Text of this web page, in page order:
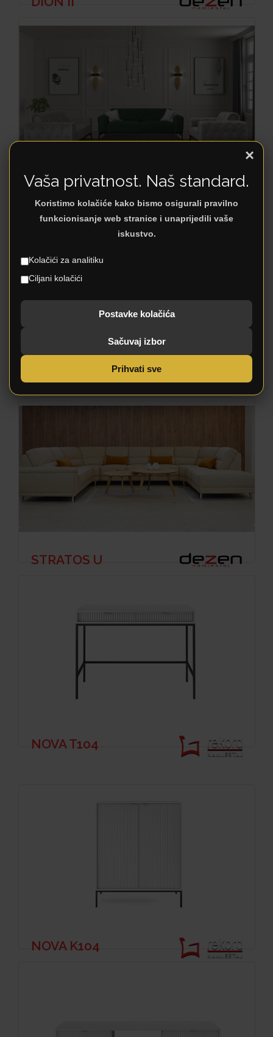
AMBER TDF
DION TDF
STRATOS U
NOVA T104
NOVA K104
×
Vaša privatnost. Naš standard.
Koristimo kolačiće kako bismo osigurali pravilno
funkcionisanje web stranice i unaprijedili vaše
iskustvo.
Kolačići za analitiku
Ciljani kolačići
Postavke kolačića
Sačuvaj izbor
Prihvati sve